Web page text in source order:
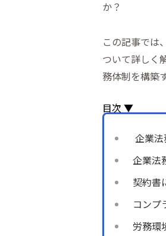
か？
この記事では
ついて詳しく
務体制を構築
目次 ▼
企業法
企業法
契約書
コンプ
労務環